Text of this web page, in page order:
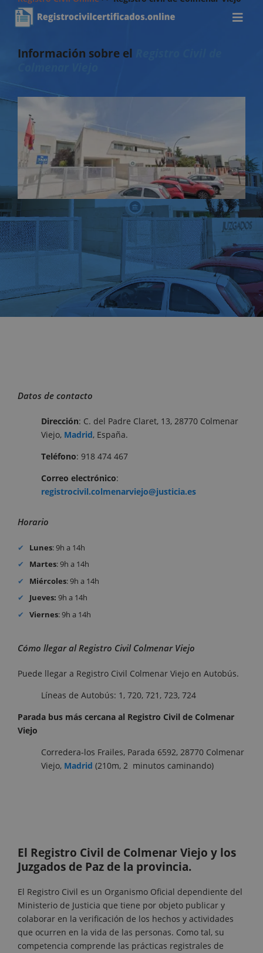
Información sobre el
Datos de contacto
Dirección: C. del Padre Claret, 13, 28770 Colmenar
Viejo, Madrid, España.
Teléfono: 918 474 467
Correo electrónico:
registrocivil.colmenarviejo@justicia.es
Horario
Lunes: 9h a 14h
Martes: 9h a 14h
Miércoles: 9h a 14h
Jueves: 9h a 14h
Viernes: 9h a 14h
Cómo llegar al Registro Civil Colmenar Viejo
Puede llegar a Registro Civil Colmenar Viejo en Autobús.
Líneas de Autobús: 1, 720, 721, 723, 724
Parada bus más cercana al Registro Civil de Colmenar
Viejo
Corredera-los Frailes, Parada 6592, 28770 Colmenar
Viejo, Madrid (210m, 2 minutos caminando)
El Registro Civil de Colmenar Viejo y los
Juzgados de Paz de la provincia.
El Registro Civil es un Organismo Oficial dependiente del
Ministerio de Justicia que tiene por objeto publicar y
colaborar en la verificación de los hechos y actividades
que ocurren en la vida de las personas. Como tal, su
competencia comprende las prácticas registrales de